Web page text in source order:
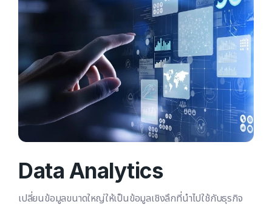
Data Analytics
เปลี่ยนข้อมูลขนาดใหญ่ให้เป็นข้อมูลเชิงลึกที่นำไปใช้กับธุรกิจ